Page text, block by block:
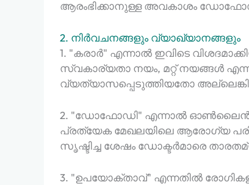
ആരംഭിക്കാനുള്ള അവകാശം
2. നിർവചനങ്ങളും വ്യാഖ്യാനങ്ങളും
1. "കരാർ" എന്നാൽ ഇവിടെ
സ്വകാര്യതാ നയം, മറ്റ് നയങ്ങൾ
വ്യത്യാസപ്പെടുത്തിയതോ
2. "ഡോഫോഡി" എന്നാൽ ഓൺലൈൻ
പ്രത്യേക മേഖലയിലെ ആരോഗ്യ
സൃഷ്ടിച്ച ശേഷം ഡോക്ടർമാരെ
3. "ഉപയോക്താവ്" എന്നതിൽ